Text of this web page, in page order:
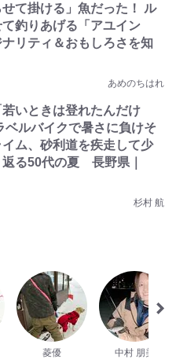
て掛ける」魚だった！ ル
釣りあげる「アユイン
リティ＆おもしろさを知
あめのちはれ
若いときは登れたんだけ
ルバイクで暑さに負けそ
ム、砂利道を疾走して少
る50代の夏 長野県｜
杉村 航
菱優 中村 朋美